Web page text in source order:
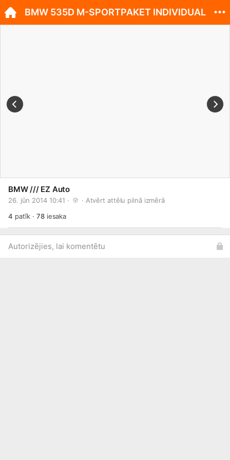
BMW /// EZ Auto
26. jūn 2014 10:41 · · Atvērt attēlu pilnā izmērā
4 patīk ·78iesaka
Autorizējies, lai komentētu
BMW 535D M-SPORTPAKET INDIVIDUAL